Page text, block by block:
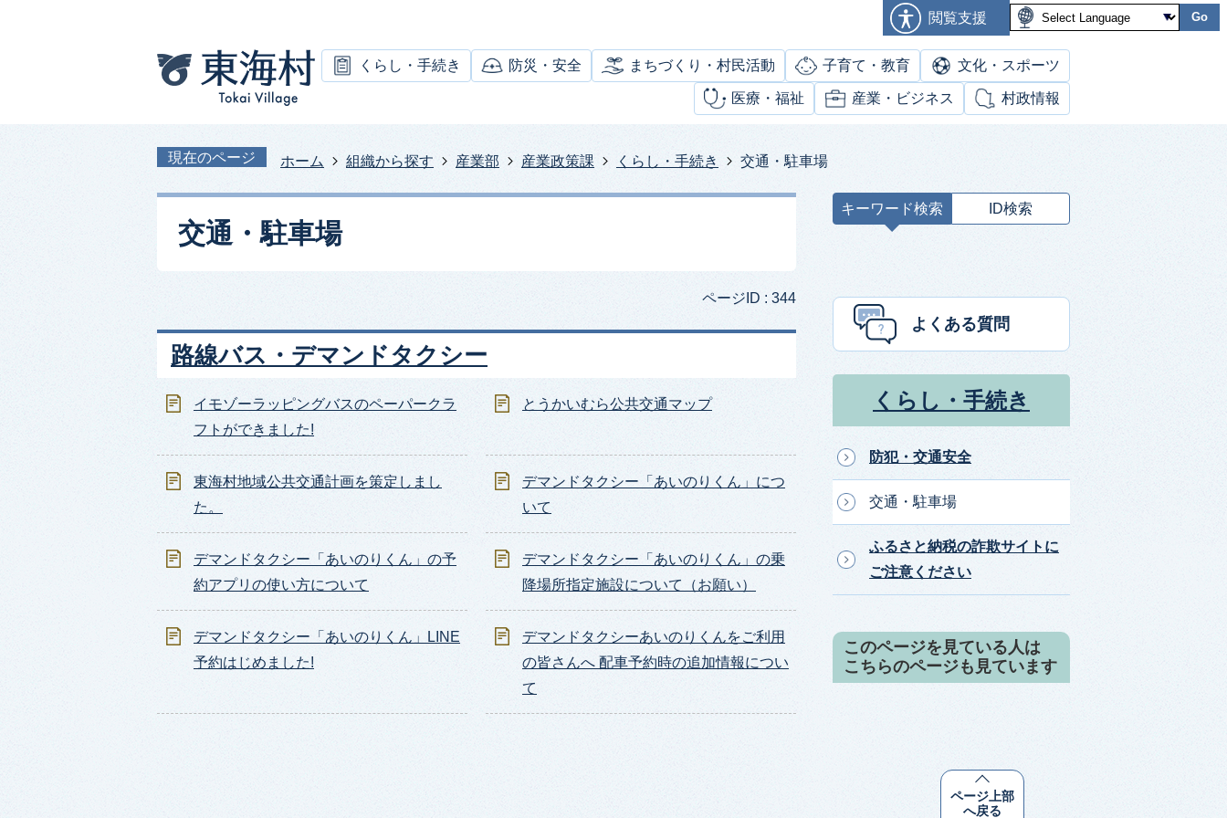
閲覧支援 Go
くらし・手続き 防災・安全 まちづくり・村民活動 子育て・教育 文化・スポーツ
医療・福祉 産業・ビジネス 村政情報
現在のページ ホーム 組織から探す 産業部 産業政策課 くらし・手続き 交通・駐車場
交通・駐車場
ページID : 344
路線バス・デマンドタクシー
イモゾーラッピングバスのペーパークラ
フトができました!
とうかいむら公共交通マップ
東海村地域公共交通計画を策定しまし
た。
デマンドタクシー「あいのりくん」につ
いて
デマンドタクシー「あいのりくん」の予
約アプリの使い方について
デマンドタクシー「あいのりくん」の乗
降場所指定施設について（お願い）
デマンドタクシー「あいのりくん」LINE
予約はじめました!
デマンドタクシーあいのりくんをご利用
の皆さんへ 配車予約時の追加情報につい
て
キーワード検索 ID検索
ー
よくある質問
くらし・手続き
防犯・交通安全
交通・駐車場
ふるさと納税の詐欺サイトに
ご注意ください
このページを見ている人は
こちらのページも見ています
ページ上部
へ戻る